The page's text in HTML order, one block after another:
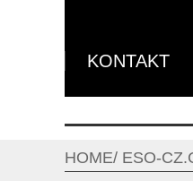
KONTAKT
HOME ESO-